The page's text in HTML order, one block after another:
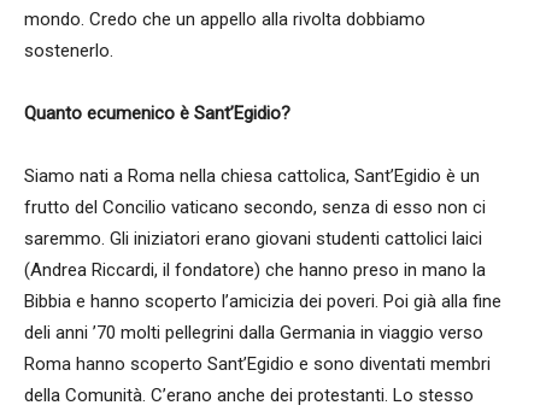
mondo. Credo che un appello alla rivolta dobbiamo
sostenerlo.
Quanto ecumenico è Sant’Egidio?
Siamo nati a Roma nella chiesa cattolica, Sant’Egidio è un
frutto del Concilio vaticano secondo, senza di esso non ci
saremmo. Gli iniziatori erano giovani studenti cattolici laici
(Andrea Riccardi, il fondatore) che hanno preso in mano la
Bibbia e hanno scoperto l’amicizia dei poveri. Poi già alla fine
deli anni ’70 molti pellegrini dalla Germania in viaggio verso
Roma hanno scoperto Sant’Egidio e sono diventati membri
della Comunità. C’erano anche dei protestanti. Lo stesso